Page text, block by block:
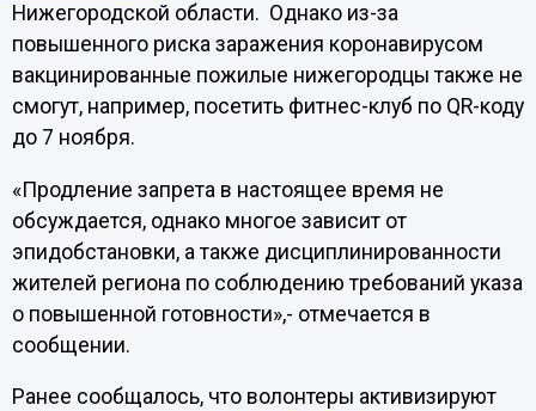
Нижегородской области. Однако из-за
повышенного риска заражения коронавирусом
вакцинированные пожилые нижегородцы также не
смогут, например, посетить фитнес-клуб по QR-коду
до 7 ноября.
«Продление запрета в настоящее время не
обсуждается, однако многое зависит от
эпидобстановки, а также дисциплинированности
жителей региона по соблюдению требований указа
о повышенной готовности»,- отмечается в
сообщении.
Ранее сообщалось, что волонтеры активизируют